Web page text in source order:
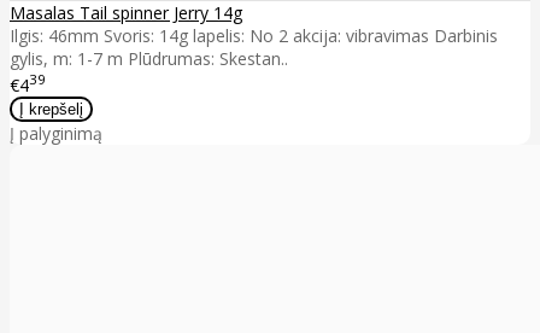
Masalas Tail spinner Jerry 14g
Ilgis: 46mm Svoris: 14g lapelis: No 2 akcija: vibravimas Darbinis
gylis, m: 1-7 m Plūdrumas: Skestan..
€439
Į palyginimą